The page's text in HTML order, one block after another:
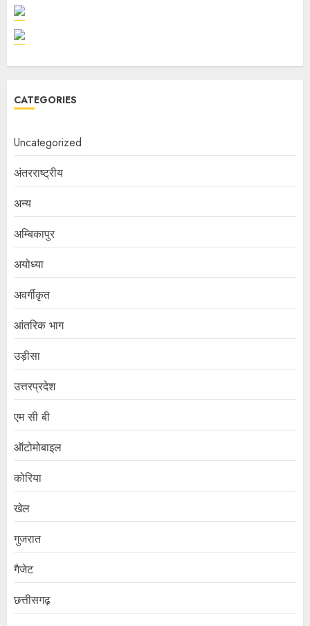
CATEGORIES
Uncategorized
अंतरराष्ट्रीय
अन्य
अम्बिकापुर
अयोध्या
अवर्गीकृत
आंतरिक भाग
उड़ीसा
उत्तरप्रदेश
एम सी बी
ऑटोमोबाइल
कोरिया
खेल
गुजरात
गैजेट
छत्तीसगढ़